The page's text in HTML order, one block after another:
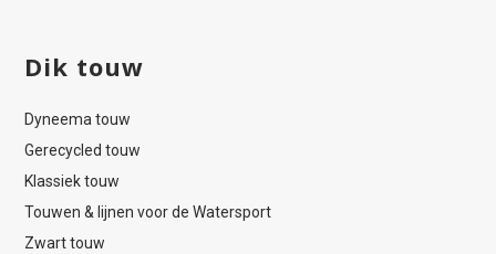
Dik touw
Dyneema touw
Gerecycled touw
Klassiek touw
Touwen & lijnen voor de Watersport
Zwart touw